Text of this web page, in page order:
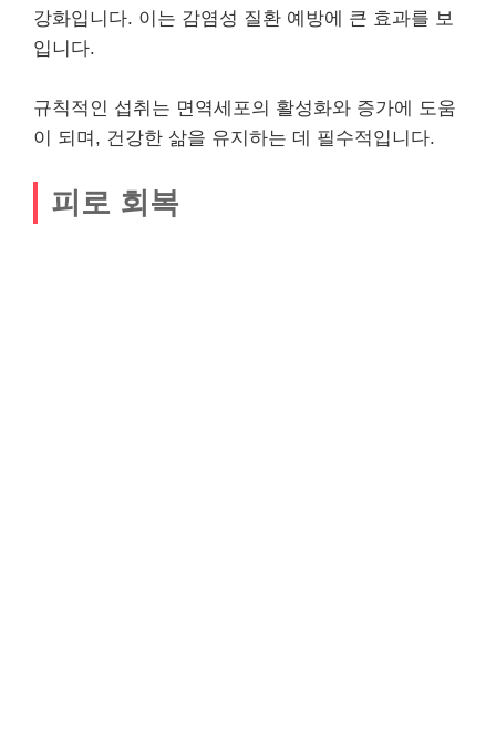
강화입니다. 이는 감염성 질환 예방에 큰 효과를 보
입니다.
규칙적인 섭취는 면역세포의 활성화와 증가에 도움
이 되며, 건강한 삶을 유지하는 데 필수적입니다.
피로 회복